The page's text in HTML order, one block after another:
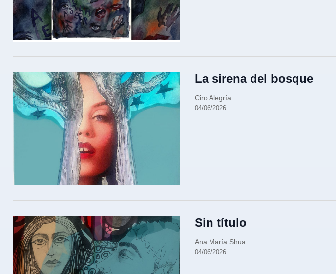
La sirena del bosque
Ciro Alegría
04/06/2026
Sin título
Ana María Shua
04/06/2026